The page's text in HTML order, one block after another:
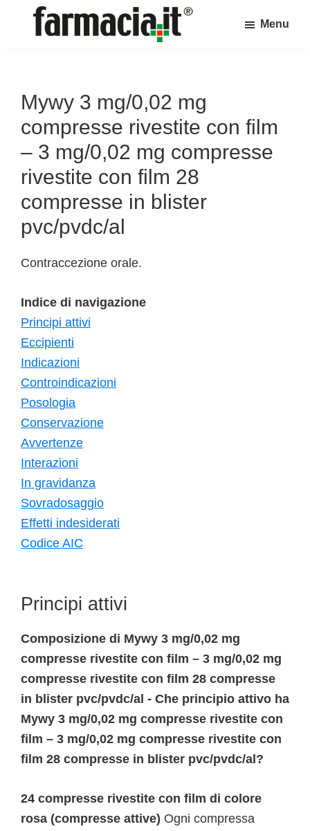
sul
mondo
della
farmacia
online
Menu
Mywy 3 mg/0,02 mg
compresse rivestite con film
– 3 mg/0,02 mg compresse
rivestite con film 28
compresse in blister
pvc/pvdc/al
Contraccezione orale.
Indice di navigazione
Principi attivi
Eccipienti
Indicazioni
Controindicazioni
Posologia
Conservazione
Avvertenze
Interazioni
In gravidanza
Sovradosaggio
Effetti indesiderati
Codice AIC
Principi attivi
Composizione di Mywy 3 mg/0,02 mg
compresse rivestite con film – 3 mg/0,02 mg
compresse rivestite con film 28 compresse
in blister pvc/pvdc/al - Che principio attivo ha
Mywy 3 mg/0,02 mg compresse rivestite con
film – 3 mg/0,02 mg compresse rivestite con
film 28 compresse in blister pvc/pvdc/al?
24 compresse rivestite con film di colore
rosa (compresse attive) Ogni compressa